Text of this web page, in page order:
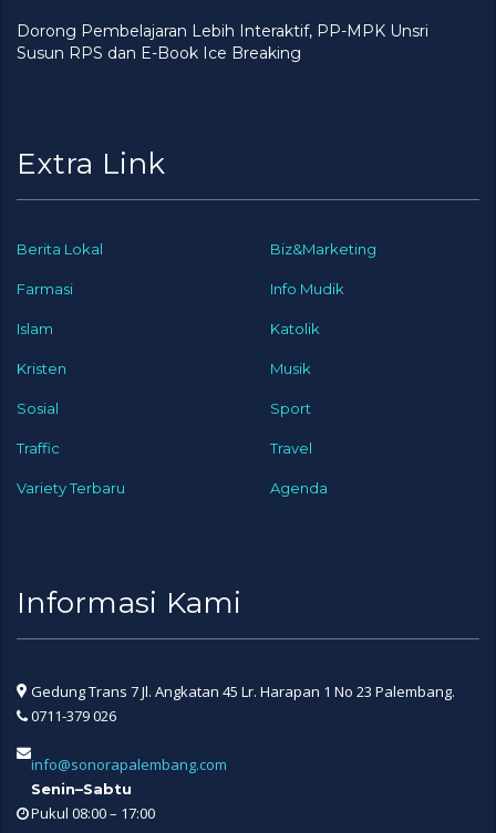
Dorong Pembelajaran Lebih Interaktif, PP-MPK Unsri
Susun RPS dan E-Book Ice Breaking
Extra Link
Berita Lokal Biz&Marketing
Farmasi Info Mudik
Islam Katolik
Kristen Musik
Sosial Sport
Traffic Travel
Variety Terbaru Agenda
Informasi Kami
Gedung Trans 7 Jl. Angkatan 45 Lr. Harapan 1 No 23 Palembang.
0711-379 026
info@sonorapalembang.com
Senin–Sabtu
Pukul 08:00 – 17:00